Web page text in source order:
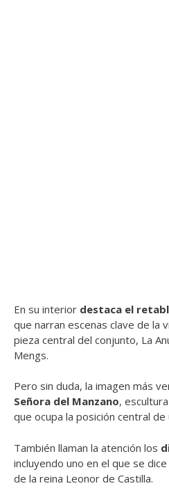
En su interior destaca el
que narran escenas clave de la
pieza central del conjunto, La
Mengs.
Pero sin duda, la imagen más
Señora del Manzano,
que ocupa la posición central
También llaman la atención los
incluyendo uno en el que se
de la reina Leonor de Castilla.